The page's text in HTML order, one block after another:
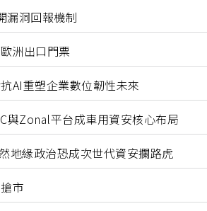
漏洞回報機制
洲出口門票
AI重塑企業數位韌性未來
與Zonal平台成車用資安核心布局
地緣政治恐成次世代資安攔路虎
市